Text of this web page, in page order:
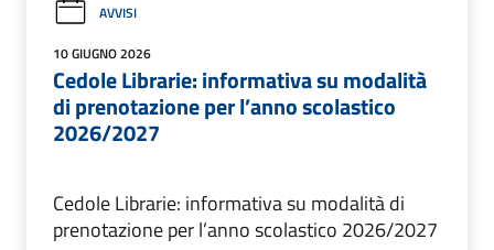
AVVISI
10 GIUGNO 2026
Cedole Librarie: informativa su modalità
di prenotazione per l’anno scolastico
2026/2027
Cedole Librarie: informativa su modalità di
prenotazione per l’anno scolastico 2026/2027